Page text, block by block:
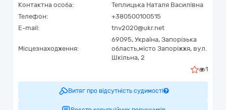
Контактна особа:
Теплицька Наталя Василівна
Телефон:
+380500100515
E-mail:
tnv2020@ukr.net
Місцезнаходження:
69095, Україна, Запорізька
область,місто Запоріжжя, вул.
Шкільна, 2
1
Витяг про відсутність судимості